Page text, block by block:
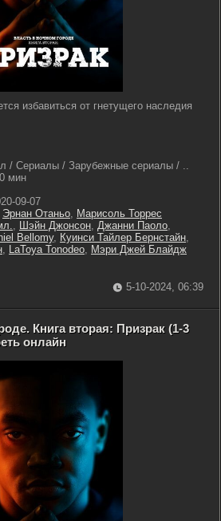
избавиться от гнетущего наследия
/ Сериалы / Зарубежные сериалы / ..
мин
09-07
Эрнан Отаньо, Марисоль Торрес
, Шэйн Джонсон, Джанни Паоло,
Bellomy, Куинси Тайлер Бернстайн,
, LaToya Tonodeo, Мэри Джей Блайдж
5-10-2024, 06:39
Книга вторая: Призрак (1-3
онлайн